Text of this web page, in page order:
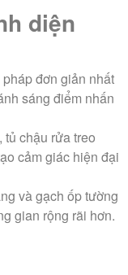
diện
đơn giản nhất
sáng điểm nhấn
chậu rửa treo
cảm giác hiện đại
và gạch ốp tường
gian rộng rãi hơn.